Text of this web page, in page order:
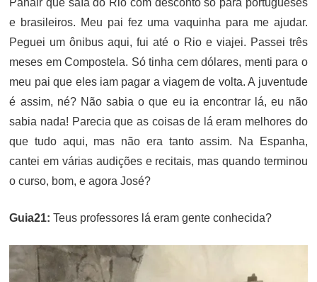
e brasileiros. Meu pai fez uma vaquinha para me ajudar.
Peguei um ônibus aqui, fui até o Rio e viajei. Passei três
meses em Compostela. Só tinha cem dólares, menti para o
meu pai que eles iam pagar a viagem de volta. A juventude
é assim, né? Não sabia o que eu ia encontrar lá, eu não
sabia nada! Parecia que as coisas de lá eram melhores do
que tudo aqui, mas não era tanto assim. Na Espanha,
cantei em várias audições e recitais, mas quando terminou
o curso, bom, e agora José?
Guia21:Teus professores lá eram gente conhecida?